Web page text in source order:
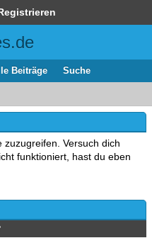
Beiträge Suche
zuzugreifen. Versuch dich
funktioniert, hast du eben